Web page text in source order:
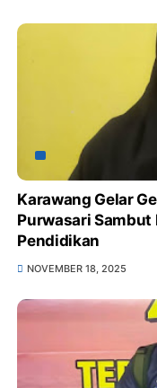
Karawang Gelar
Purwasari Sambut
Pendidikan
NOVEMBER 18, 2025